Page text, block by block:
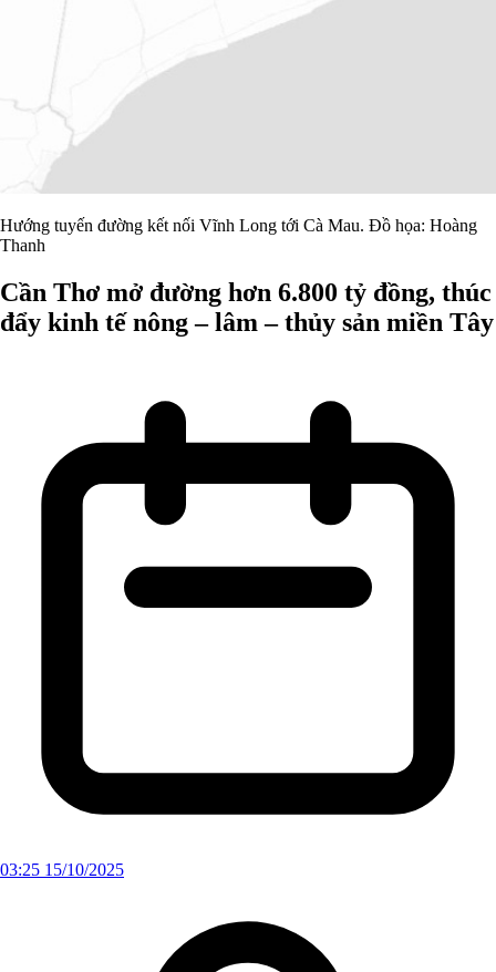
Hướng tuyến đường kết nối Vĩnh Long tới Cà Mau. Đồ họa: Hoàng
Thanh
Cần Thơ mở đường hơn 6.800 tỷ đồng, thúc
đẩy kinh tế nông – lâm – thủy sản miền Tây
03:25 15/10/2025